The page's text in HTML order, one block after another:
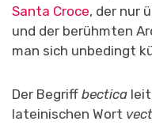
Santa Croce, der nur
und der berühmten
man sich unbedingt
Der Begriff bectica
lateinischen Wort